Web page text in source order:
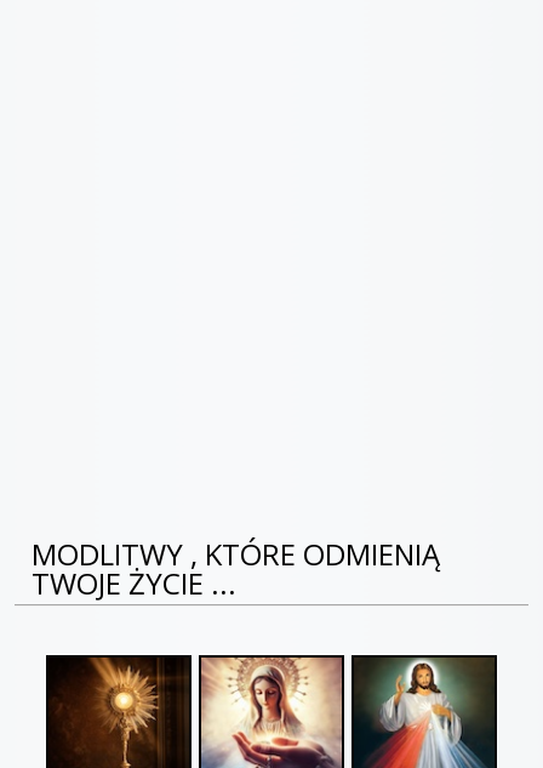
MODLITWY , KTÓRE ODMIENIĄ
TWOJE ŻYCIE ...